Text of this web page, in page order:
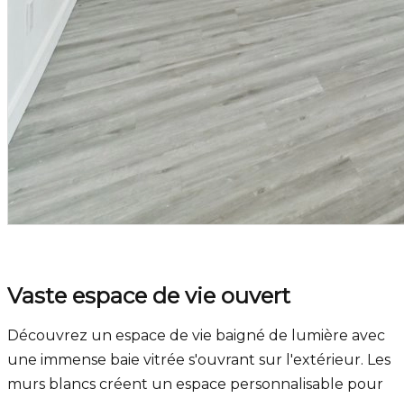
Vaste espace de vie ouvert
Découvrez un espace de vie baigné de lumière avec
une immense baie vitrée s'ouvrant sur l'extérieur. Les
murs blancs créent un espace personnalisable pour